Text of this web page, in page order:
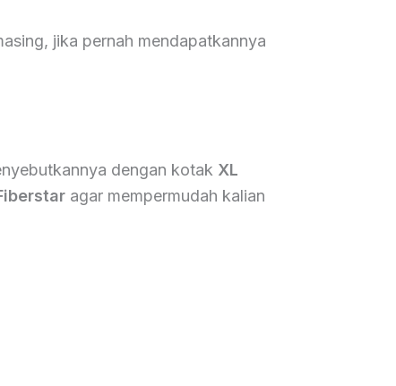
jika pernah mendapatkannya
dengan kotak XL
agar mempermudah kalian